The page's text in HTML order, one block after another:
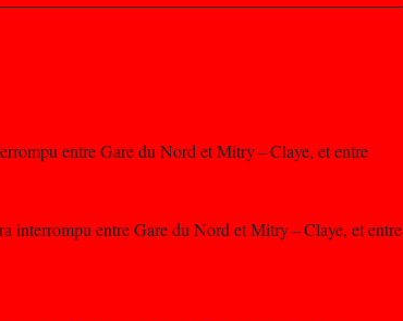
entre Gare du Nord et Mitry – Claye, et entre
interrompu entre Gare du Nord et Mitry – Claye, et entre